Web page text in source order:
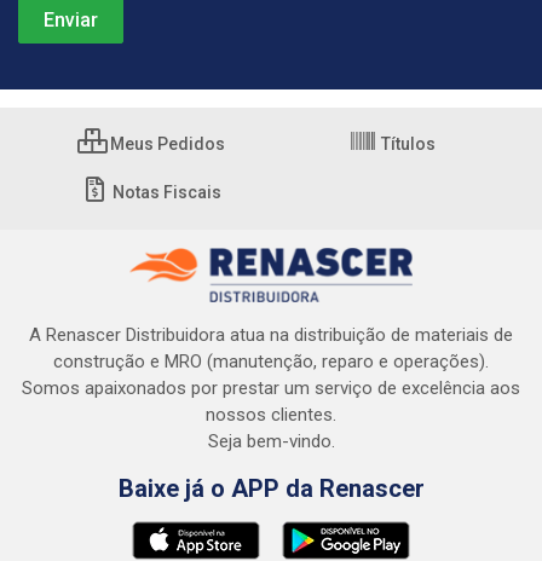
Meus Pedidos Títulos
Notas Fiscais
A Renascer Distribuidora atua na distribuição de materiais de
construção e MRO (manutenção, reparo e operações).
Somos apaixonados por prestar um serviço de excelência aos
nossos clientes.
Seja bem-vindo.
Baixe já o APP da Renascer